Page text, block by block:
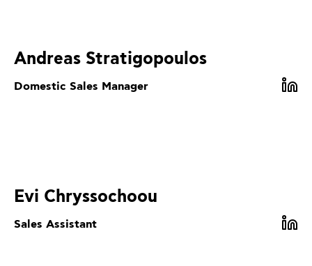
Andreas Stratigopoulos
Domestic Sales Manager
Evi Chryssochoou
Sales Assistant